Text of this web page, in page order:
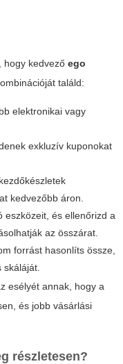
hogy kedvező ego
találd:
elektronikai vagy
exkluzív kuponokat
kedvezőbb áron.
eszközeit, és ellenőrizd a
az összárat.
forrást hasonlíts össze,
skáláját.
esélyét annak, hogy a
és jobb vásárlási
részletesen?